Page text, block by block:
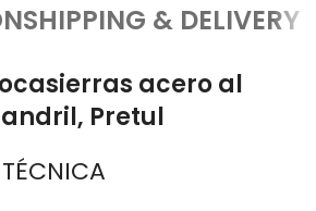
SHIPPING & DELIVERY
acero al
Pretul